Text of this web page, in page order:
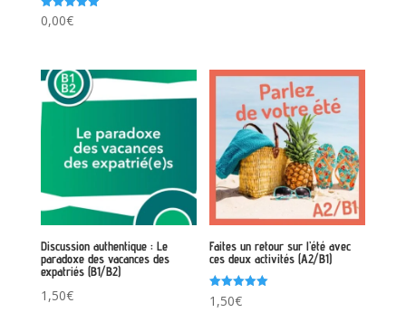
Note
5.00
0,00€
Discussion authentique : Le
paradoxe des vacances des
expatriés (B1/B2)
1,50€
Faites un retour sur l’été avec
ces deux activités (A2/B1)
Note
5.00
1,50€